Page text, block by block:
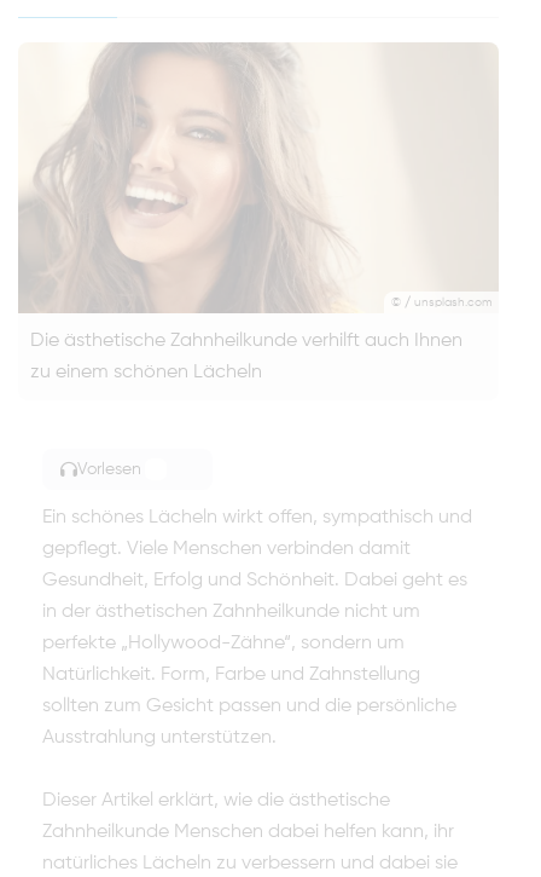
© / unsplash.com
Die ästhetische Zahnheilkunde verhilft auch Ihnen
zu einem schönen Lächeln
Vorlesen
Ein schönes Lächeln wirkt offen, sympathisch und
gepflegt. Viele Menschen verbinden damit
Gesundheit, Erfolg und Schönheit. Dabei geht es
in der ästhetischen Zahnheilkunde nicht um
perfekte „Hollywood-Zähne“, sondern um
Natürlichkeit. Form, Farbe und Zahnstellung
sollten zum Gesicht passen und die persönliche
Ausstrahlung unterstützen.
Dieser Artikel erklärt, wie die ästhetische
Zahnheilkunde Menschen dabei helfen kann, ihr
natürliches Lächeln zu verbessern und dabei sie